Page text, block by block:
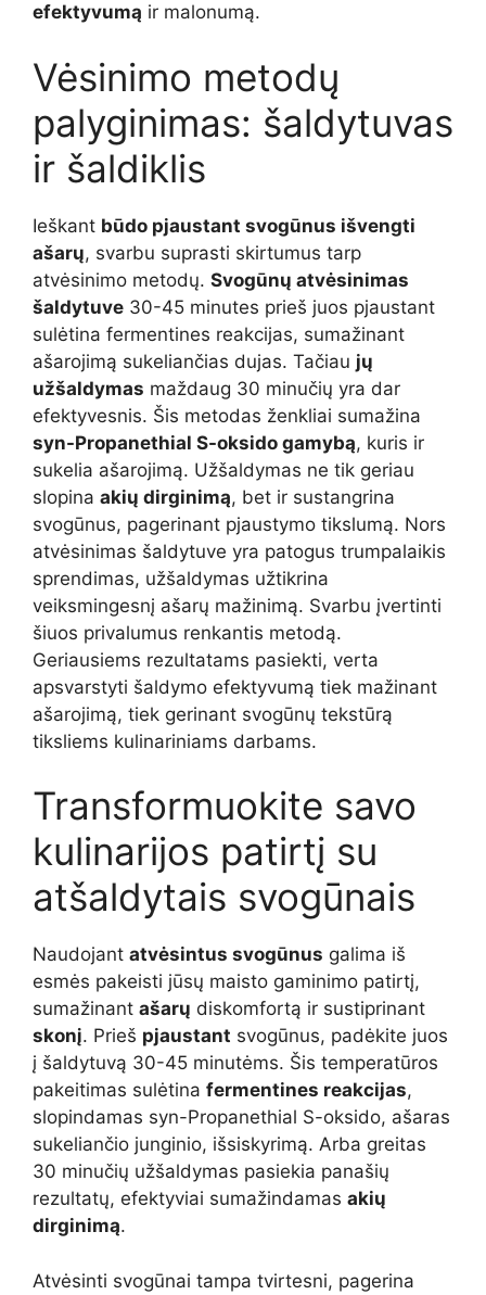
efektyvumą ir malonumą.
Vėsinimo metodų
palyginimas: šaldytuvas
ir šaldiklis
Ieškant būdo pjaustant svogūnus išvengti
ašarų, svarbu suprasti skirtumus tarp
atvėsinimo metodų. Svogūnų atvėsinimas
šaldytuve 30-45 minutes prieš juos pjaustant
sulėtina fermentines reakcijas, sumažinant
ašarojimą sukeliančias dujas. Tačiau jų
užšaldymas maždaug 30 minučių yra dar
efektyvesnis. Šis metodas ženkliai sumažina
syn-Propanethial S-oksido gamybą, kuris ir
sukelia ašarojimą. Užšaldymas ne tik geriau
slopina akių dirginimą, bet ir sustangrina
svogūnus, pagerinant pjaustymo tikslumą. Nors
atvėsinimas šaldytuve yra patogus trumpalaikis
sprendimas, užšaldymas užtikrina
veiksmingesnį ašarų mažinimą. Svarbu įvertinti
šiuos privalumus renkantis metodą.
Geriausiems rezultatams pasiekti, verta
apsvarstyti šaldymo efektyvumą tiek mažinant
ašarojimą, tiek gerinant svogūnų tekstūrą
tiksliems kulinariniams darbams.
Transformuokite savo
kulinarijos patirtį su
atšaldytais svogūnais
Naudojant atvėsintus svogūnus galima iš
esmės pakeisti jūsų maisto gaminimo patirtį,
sumažinant ašarų diskomfortą ir sustiprinant
skonį. Prieš pjaustant svogūnus, padėkite juos
į šaldytuvą 30-45 minutėms. Šis temperatūros
pakeitimas sulėtina fermentines reakcijas,
slopindamas syn-Propanethial S-oksido, ašaras
sukeliančio junginio, išsiskyrimą. Arba greitas
30 minučių užšaldymas pasiekia panašių
rezultatų, efektyviai sumažindamas akių
dirginimą.
Atvėsinti svogūnai tampa tvirtesni, pagerina